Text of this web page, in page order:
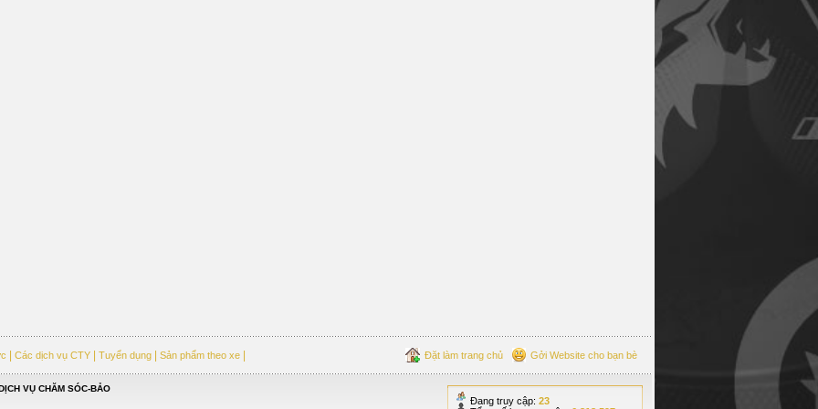
Các dịch vụ CTY Tuyển dụng Sản phẩm theo xe Đặt làm trang chủ Gởi Website cho bạn bè
VỤ CHĂM SÓC-BẢO
Đang truy cập: 23